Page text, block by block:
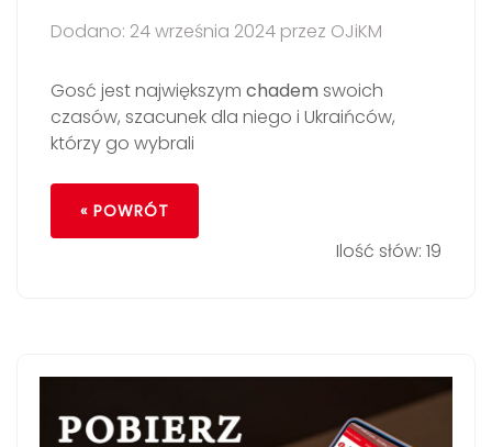
Dodano: 24 września 2024 przez OJiKM
Gosć jest największym chadem swoich
czasów, szacunek dla niego i Ukraińców,
którzy go wybrali
« POWRÓT
Ilość słów: 19